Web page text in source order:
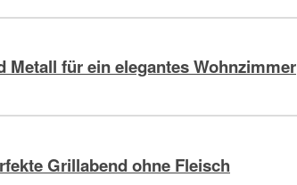
für ein elegantes Wohnzimmer
Grillabend ohne Fleisch